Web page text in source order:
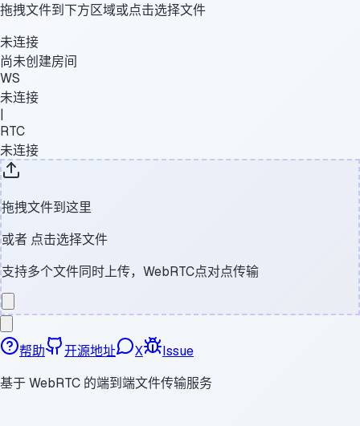
拖拽文件到下方区域或点击选择文件
未连接
尚未创建房间
WS
未连接
|
RTC
未连接
拖拽文件到这里
或者 点击选择文件
支持多个文件同时上传，WebRTC点对点传输
帮助 开源地址 X
Issue
基于 WebRTC 的端到端文件传输服务